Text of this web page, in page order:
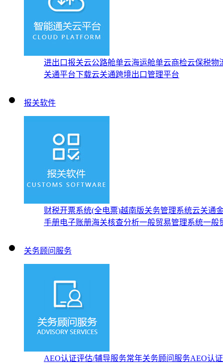
进出口报关云公路舱单云海运舱单云商检云保税物
关通平台下载云关通跨境出口管理平台
报关软件
财税开票系统(全电票)越南版关务管理系统云关通
手册电子账册海关核查分析一般贸易管理系统一般
关务顾问服务
AEO认证评估/辅导服务常年关务顾问服务AEO认